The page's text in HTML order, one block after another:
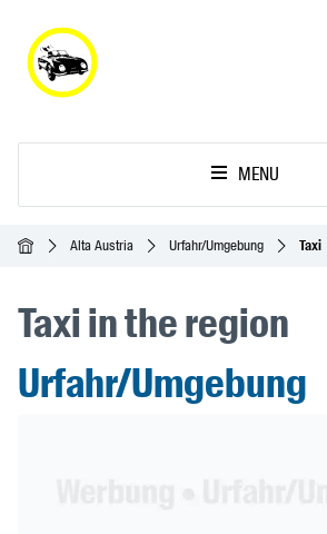
MENU
Inicio Alta Austria Urfahr/Umgebung Taxi
Taxi in the region
Urfahr/Umgebung